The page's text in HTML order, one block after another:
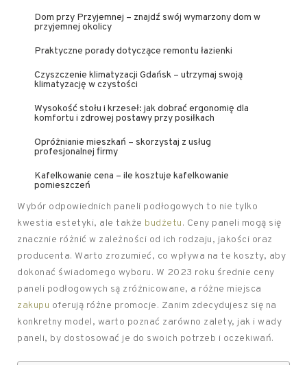
Dom przy Przyjemnej – znajdź swój wymarzony dom w
przyjemnej okolicy
Praktyczne porady dotyczące remontu łazienki
Czyszczenie klimatyzacji Gdańsk – utrzymaj swoją
klimatyzację w czystości
Wysokość stołu i krzeseł: jak dobrać ergonomię dla
komfortu i zdrowej postawy przy posiłkach
Opróżnianie mieszkań – skorzystaj z usług
profesjonalnej firmy
Kafelkowanie cena – ile kosztuje kafelkowanie
pomieszczeń
Wybór odpowiednich paneli podłogowych to nie tylko
kwestia estetyki, ale także budżetu. Ceny paneli mogą się
znacznie różnić w zależności od ich rodzaju, jakości oraz
producenta. Warto zrozumieć, co wpływa na te koszty, aby
dokonać świadomego wyboru. W 2023 roku średnie ceny
paneli podłogowych są zróżnicowane, a różne miejsca
zakupu oferują różne promocje. Zanim zdecydujesz się na
konkretny model, warto poznać zarówno zalety, jak i wady
paneli, by dostosować je do swoich potrzeb i oczekiwań.